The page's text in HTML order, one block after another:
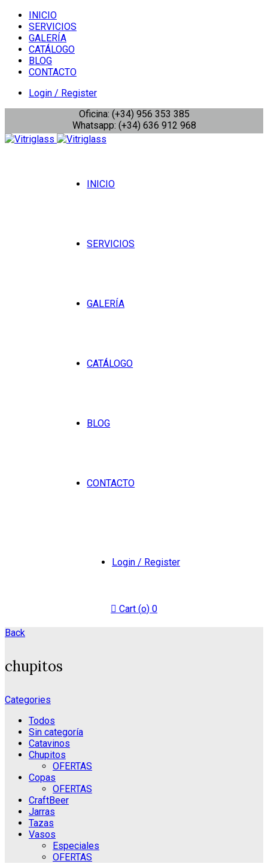
INICIO
SERVICIOS
GALERÍA
CATÁLOGO
BLOG
CONTACTO
Login / Register
Oficina: (+34) 956 353 385
Whatsapp: (+34) 636 912 968
INICIO
SERVICIOS
GALERÍA
CATÁLOGO
BLOG
CONTACTO
Login / Register
Cart (o) 0
Back
chupitos
Categories
Todos
Sin categoría
Catavinos
Chupitos
OFERTAS
Copas
OFERTAS
CraftBeer
Jarras
Tazas
Vasos
Especiales
OFERTAS